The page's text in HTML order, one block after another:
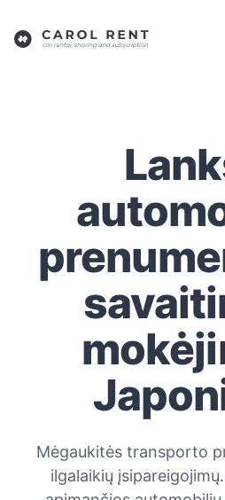
Mėgaukitės transporto
ilgalaikių